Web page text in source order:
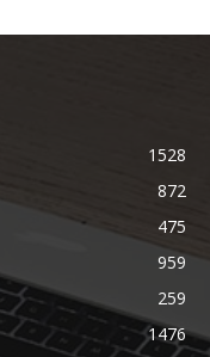
1528
872
475
959
259
1476